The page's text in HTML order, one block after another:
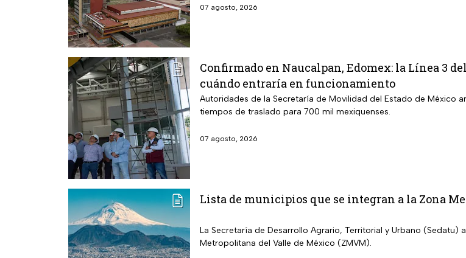
07 agosto, 2026
Confirmado en Naucalpan, Edomex: la Línea 3
cuándo entraría en funcionamiento
Autoridades de la Secretaría de Movilidad del Estado de México
tiempos de traslado para 700 mil mexiquenses.
07 agosto, 2026
Lista de municipios que se integran a la Zona
La Secretaría de Desarrollo Agrario, Territorial y Urbano
Metropolitana del Valle de México (ZMVM).